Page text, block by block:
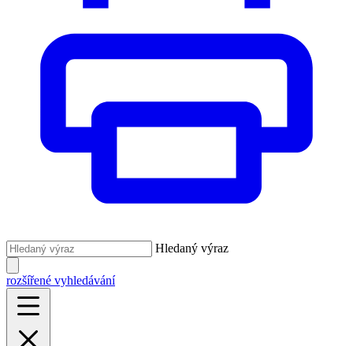
Hledaný výraz
rozšířené vyhledávání